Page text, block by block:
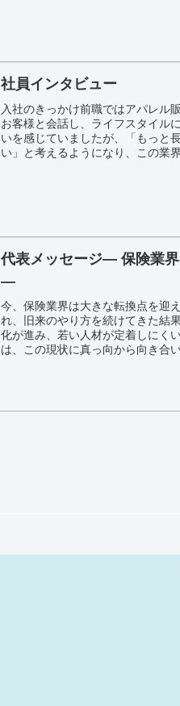
社員インタビュー
入社のきっかけ前職ではアパレル
お客様と会話し、ライフスタイル
いを感じていましたが、「もっと
い」と考えるようになり、この業
代表メッセージ― 保険業
―
今、保険業界は大きな転換点を迎
れ、旧来のやり方を続けてきた結
化が進み、若い人材が定着しにく
は、この現状に真っ向から向き合
がいと誇りを持って長く働ける職